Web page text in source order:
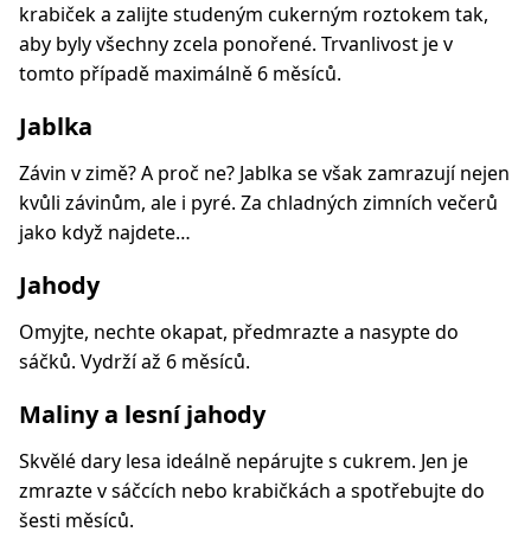
krabiček a zalijte studeným cukerným roztokem tak,
aby byly všechny zcela ponořené. Trvanlivost je v
tomto případě maximálně 6 měsíců.
Jablka
Závin v zimě? A proč ne? Jablka se však zamrazují nejen
kvůli závinům, ale i pyré. Za chladných zimních večerů
jako když najdete…
Jahody
Omyjte, nechte okapat, předmrazte a nasypte do
sáčků. Vydrží až 6 měsíců.
Maliny a lesní jahody
Skvělé dary lesa ideálně nepárujte s cukrem. Jen je
zmrazte v sáčcích nebo krabičkách a spotřebujte do
šesti měsíců.